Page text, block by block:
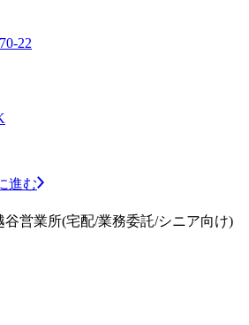
22
進む
谷営業所(宅配/業務委託/シニア向け)